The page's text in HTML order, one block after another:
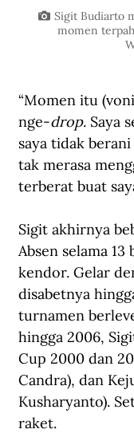
Sigit Budiarto
momen
“Momen itu
nge-drop. Saya
saya tidak
tak merasa
terberat buat
Sigit akhirnya
Absen selama
kendor. Gelar
disabetnya
turnamen
hingga 2006,
Cup 2000 dan
Candra), dan
Kusharyanto).
raket.